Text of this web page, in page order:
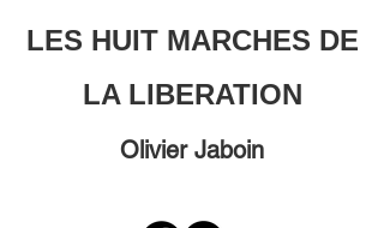
LES HUIT MARCHES DE
LA LIBERATION
Olivier Jaboin